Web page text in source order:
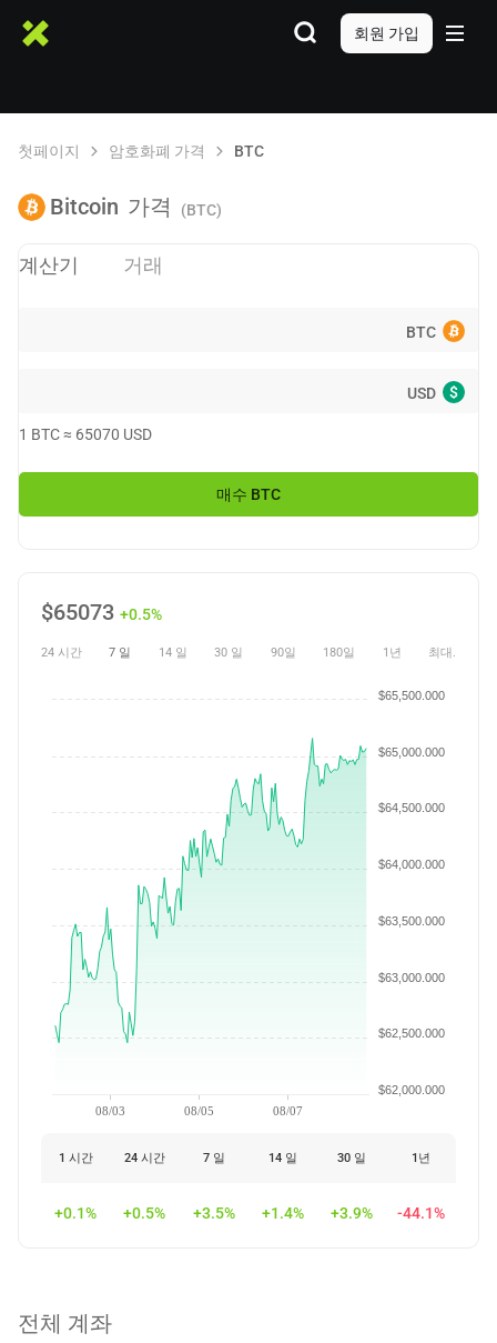
회원 가입
첫페이지 암호화폐 가격 BTC
Bitcoin 가격 (BTC)
계산기 거래
BTC
USD $
1 BTC≈ 65070 USD
매수 BTC
$65073 +0.5%
24 시간 7 일 14 일 30 일 90일 180일 1년 최대.
08/03 08/05 08/07
$62,000.000
$62,500.000
$63,000.000
$63,500.000
$64,000.000
$64,500.000
$65,000.000
$65,500.000
1 시간 24 시간 7 일 14 일 30 일 1년
+0.1% +0.5% +3.5% +1.4% +3.9% -44.1%
전체 계좌